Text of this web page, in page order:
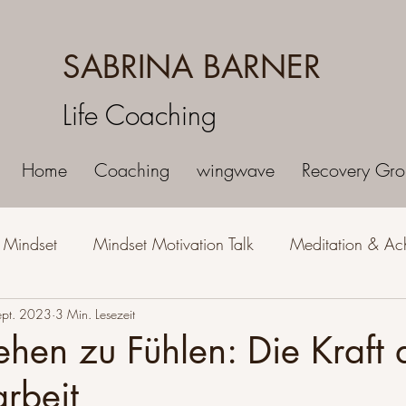
SABRINA BARNER
Life Coaching
Home Coaching wingwave Recovery
Mindset Motivation Talk Meditation &
& Lebensweise
zu Fühlen: Die Kraft
2023 3 Min. Lesezeit